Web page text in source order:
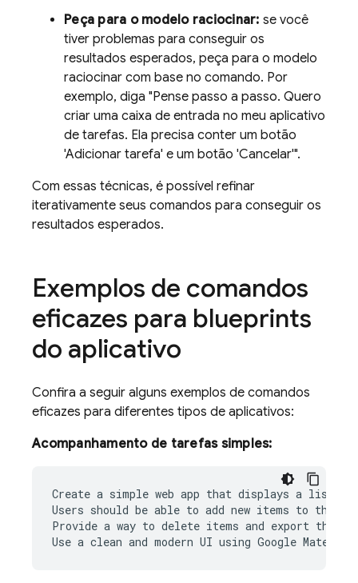
Peça para o modelo raciocinar: se você
tiver problemas para conseguir os
resultados esperados, peça para o modelo
raciocinar com base no comando. Por
exemplo, diga "Pense passo a passo. Quero
criar uma caixa de entrada no meu aplicativo
de tarefas. Ela precisa conter um botão
'Adicionar tarefa' e um botão 'Cancelar'".
Com essas técnicas, é possível refinar
iterativamente seus comandos para conseguir os
resultados esperados.
Exemplos de comandos
eficazes para blueprints
do aplicativo
Confira a seguir alguns exemplos de comandos
eficazes para diferentes tipos de aplicativos:
Acompanhamento de tarefas simples:
Create a simple web app that displays a list
Users should be able to add new items to the
Provide a way to delete items and export